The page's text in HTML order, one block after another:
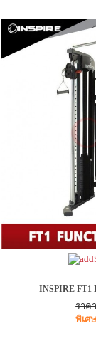
INSPIRE FT1
ราค
พิเศ